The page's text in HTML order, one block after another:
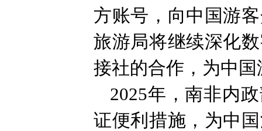
方账号，向中国游
旅游局将继续深化
接社的合作，为中
2025年，南非内
证便利措施，为中